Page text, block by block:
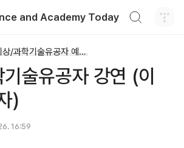
and Academy Today
과학기술인 예우 및 시상/과학기술유공자 예우 및 지원
술유공자 강연 (이
)
16:59